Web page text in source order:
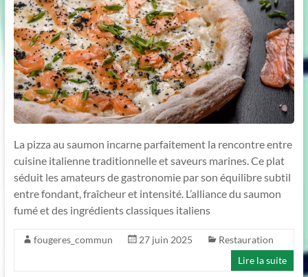
La pizza au saumon incarne parfaitement la rencontre entre
cuisine italienne traditionnelle et saveurs marines. Ce plat
séduit les amateurs de gastronomie par son équilibre subtil
entre fondant, fraîcheur et intensité. L’alliance du saumon
fumé et des ingrédients classiques italiens
fougeres_commun 27 juin 2025
Restauration
Lire la suite